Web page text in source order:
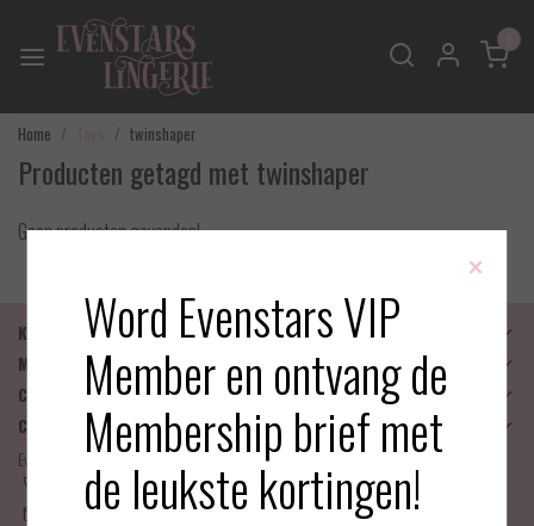
Home twinshaper
Producten getagd met twinshaper
Geen producten gevonden!
Klantenservice
Mijn account
Categorieën
Contactgegevens
Evenstars Lingerie
06-25536043
info@evenstarslingerie.com
×
Word Evenstars VIP
Member en ontvang de
Membership brief met
de leukste kortingen!